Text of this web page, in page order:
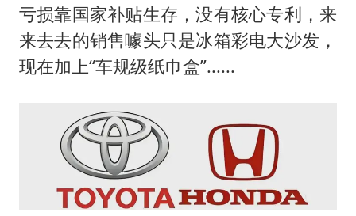
亏损靠国家补贴生存，没有核心专利，来
来去去的销售噱头只是冰箱彩电大沙发，
现在加上“车规级纸巾盒”......